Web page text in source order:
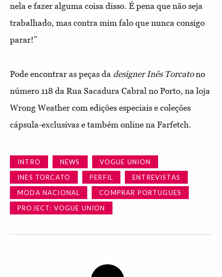
nela e fazer alguma coisa disso. É pena que não seja
trabalhado, mas contra mim falo que nunca consigo
parar!”
Pode encontrar as peças da designer Inês Torcatono
número 118 da Rua Sacadura Cabral no Porto, na loja
Wrong Weather com edições especiais e coleções
cápsula-exclusivas e também online na Farfetch.
INTRO NEWS
VOGUE UNION
INES TORCATO
PERFIL
ENTREVISTAS
MODA NACIONAL
COMPRAR PORTUGUES
PROJECT: VOGUE UNION